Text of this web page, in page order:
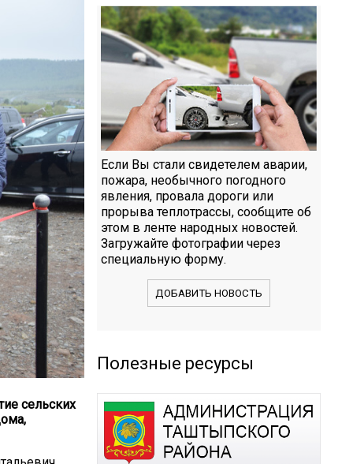
сельских
Если Вы стали свидетелем аварии,
пожара, необычного погодного
явления, провала дороги или
прорыва теплотрассы, сообщите об
этом в ленте народных новостей.
Загружайте фотографии через
специальную форму.
ДОБАВИТЬ НОВОСТЬ
Полезные ресурсы